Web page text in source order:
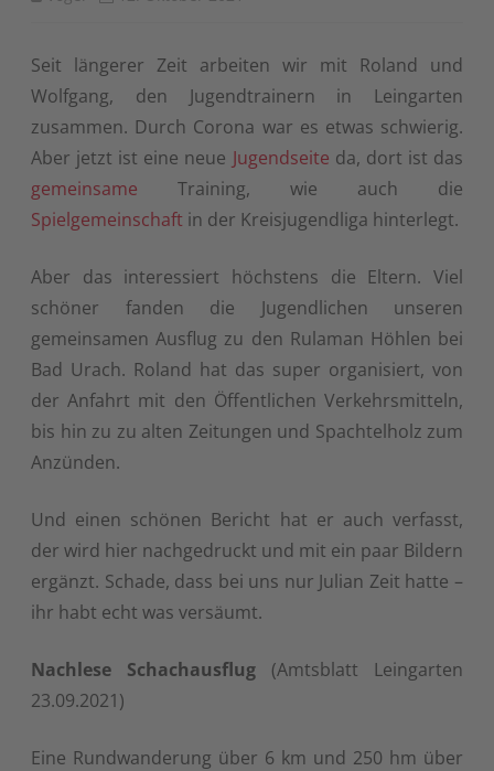
Seit längerer Zeit arbeiten wir mit Roland und
Wolfgang, den Jugendtrainern in Leingarten
zusammen. Durch Corona war es etwas schwierig.
Aber jetzt ist eine neue Jugendseite da, dort ist das
gemeinsame Training, wie auch die
Spielgemeinschaft in der Kreisjugendliga hinterlegt.
Aber das interessiert höchstens die Eltern. Viel
schöner fanden die Jugendlichen unseren
gemeinsamen Ausflug zu den Rulaman Höhlen bei
Bad Urach. Roland hat das super organisiert, von
der Anfahrt mit den Öffentlichen Verkehrsmitteln,
bis hin zu zu alten Zeitungen und Spachtelholz zum
Anzünden.
Und einen schönen Bericht hat er auch verfasst,
der wird hier nachgedruckt und mit ein paar Bildern
ergänzt. Schade, dass bei uns nur Julian Zeit hatte –
ihr habt echt was versäumt.
Nachlese Schachausflug (Amtsblatt Leingarten
23.09.2021)
Eine Rundwanderung über 6 km und 250 hm über